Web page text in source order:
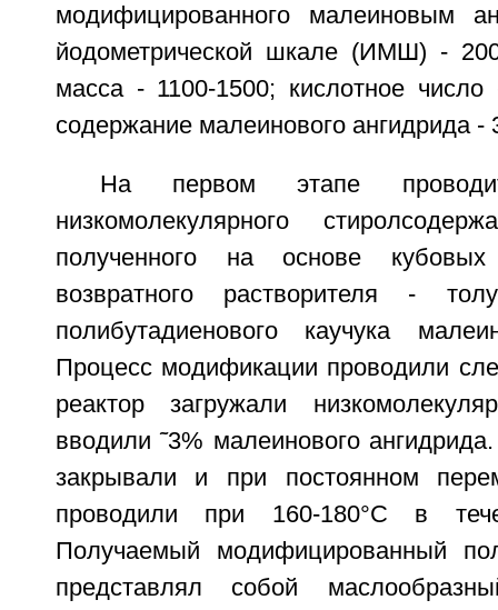
модифицированного малеиновым
йодометрической шкале (ИМШ) -
масса - 1100-1500; кислотное
содержание малеинового ангидрида -
На первом этапе
низкомолекулярного
полученного на основе кубовых
возвратного растворителя -
полибутадиенового каучука
Процесс модификации проводили
реактор загружали
вводили ˜3% малеинового
закрывали и при постоянном
проводили при 160-180°С в
Получаемый модифицированный
представлял собой